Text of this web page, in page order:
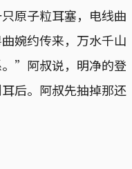
原子粒耳塞，电线曲
婉约传来，万水千山
”阿叔说，明净的登
后。阿叔先抽掉那还